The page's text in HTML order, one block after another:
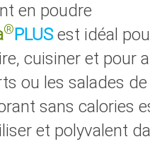
en poudre
® PLUS est idéal
cuisiner et pour
ou les salades
sans calories
et polyvalent